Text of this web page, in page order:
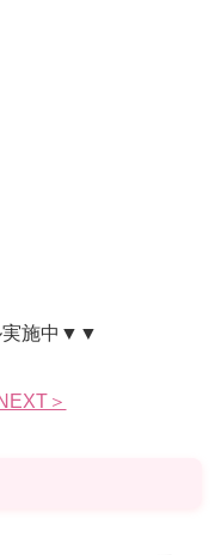
実施中▼▼
＞